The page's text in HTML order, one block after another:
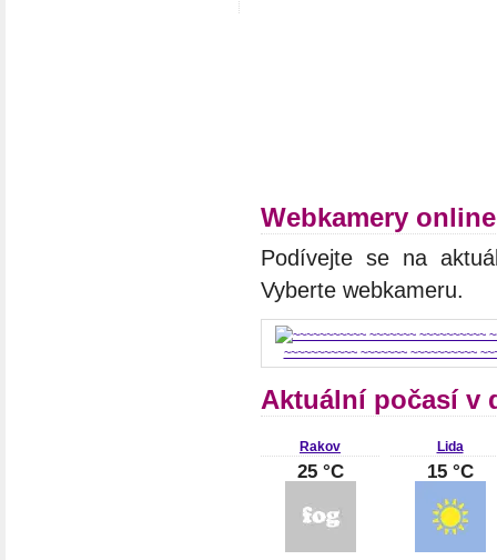
Webkamery
Podívejte se na
Vyberte webkameru.
~~~~~~~~~~~ ~~~~~~~ ~~~~~~~~~~
Aktuální počasí v
Rakov
25 °C
Lida
15 °C